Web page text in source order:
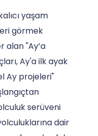
yaşam
görmek
alan "Ay’a
Ay'a ilk ayak
Ay projeleri"
serüveni
dair